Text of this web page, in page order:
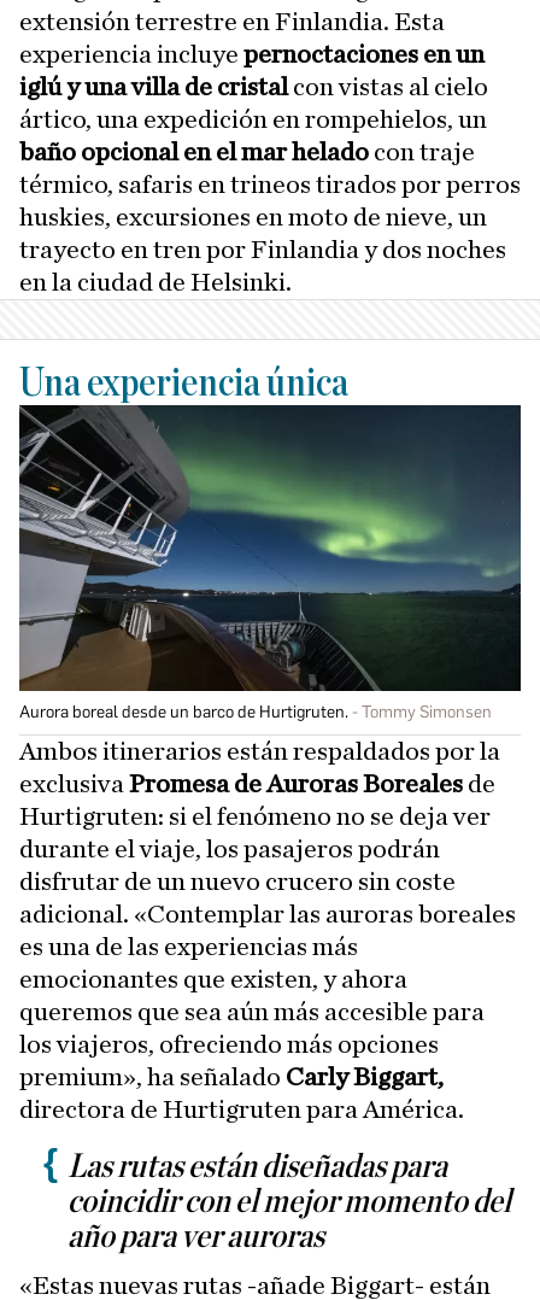
extensión terrestre en Finlandia. Esta
experiencia incluye pernoctaciones en un
iglú y una villa de cristalcon vistas al cielo
ártico, una expedición en rompehielos, un
baño opcional en el mar helado con traje
térmico, safaris en trineos tirados por perros
huskies, excursiones en moto de nieve, un
trayecto en tren por Finlandia y dos noches
en la ciudad de Helsinki.
Una experiencia única
Aurora boreal desde un barco de Hurtigruten. Tommy Simonsen
Ambos itinerarios están respaldados por la
exclusiva Promesa de Auroras Boreales de
Hurtigruten: si el fenómeno no se deja ver
durante el viaje, los pasajeros podrán
disfrutar de un nuevo crucero sin coste
adicional. «Contemplar las auroras boreales
es una de las experiencias más
emocionantes que existen, y ahora
queremos que sea aún más accesible para
los viajeros, ofreciendo más opciones
premium», ha señalado Carly Biggart,
directora de Hurtigruten para América.
Las rutas están diseñadas para
coincidir con el mejor momento del
año para ver auroras
«Estas nuevas rutas -añade Biggart- están